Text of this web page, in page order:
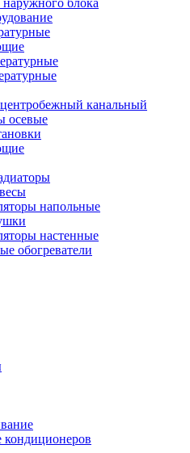
блока
канальный
осевые
напольные
настенные
обогреватели
кондиционеров